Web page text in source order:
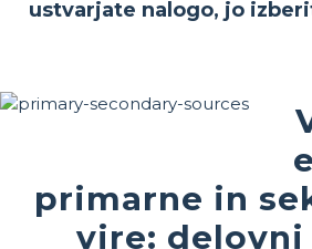
ustvarjate nalogo, jo
primarne in
vire: delovni